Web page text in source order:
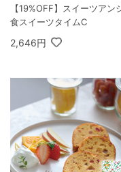
【19%OFF】スイーツアン
食スイーツタイムC
2,646円